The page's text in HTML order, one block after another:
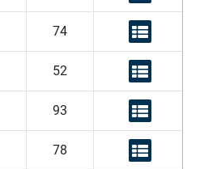
74
52
93
78